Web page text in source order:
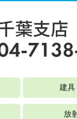
建具
放